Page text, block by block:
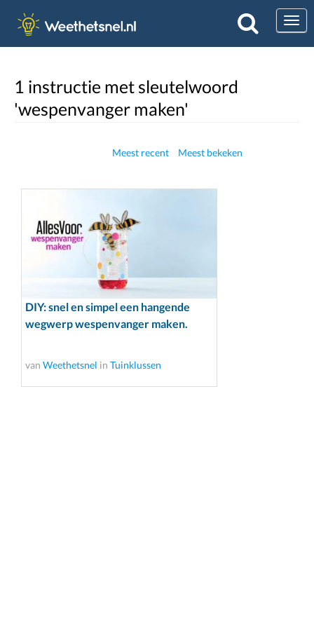
1 instructie met sleutelwoord
'wespenvanger maken'
Meest recent Meest bekeken
DIY: snel en simpel een hangende
wegwerp wespenvanger maken.
van Weethetsnel in Tuinklussen